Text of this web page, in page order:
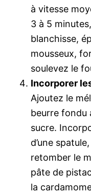
à vitesse
3 à 5
blanchisse,
mousseux,
soulevez le
Incorporer
Ajoutez le
beurre fondu
sucre.
d’une
retomber le
pâte de
la